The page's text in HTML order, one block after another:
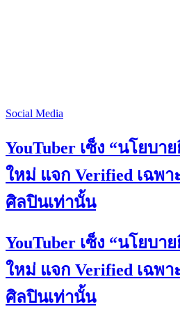
Social Media
YouTuber เซ็ง “นโยบ
ใหม่ แจก Verified เฉพ
ศิลปินเท่านั้น
YouTuber เซ็ง “นโยบ
ใหม่ แจก Verified เฉพ
ศิลปินเท่านั้น